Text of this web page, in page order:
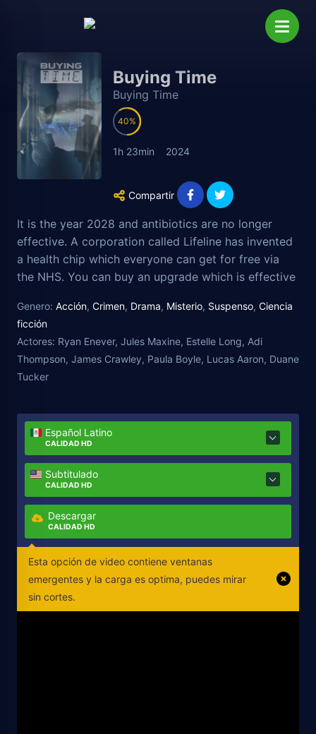
Buying Time
Buying Time
40
1h 23min 2024
Compartir
It is the year 2028 and antibiotics are no longer
effective. A corporation called Lifeline has invented
a health chip which everyone can get for free via
the NHS. You can buy an upgrade which is effective
computing and processing power is restricted
however for someone to have an upgrade some one
has to die for the power to be transferred. People
are dieing randomly. Lifeline are launching their 2nd
upgrade which is expected to earn them billions
lost his wife and daughter in such circumstances
and recent nightmares and flashbacks have
instigated him to investigate. He slowly uncovers
the truth with the help of a rebel group of the pull
for power and greed that goes right to the top.
Genero: Acción, Crimen, Drama, Misterio, Suspenso, Ciencia
ficción
Actores: Ryan Enever, Jules Maxine, Estelle Long, Adi
Thompson, James Crawley, Paula Boyle, Lucas Aaron, Duane
Tucker
Español Latino
CALIDAD HD
Subtitulado
CALIDAD HD
Descargar
CALIDAD HD
Esta opción de video contiene ventanas
emergentes y la carga es optima, puedes mirar
sin cortes.